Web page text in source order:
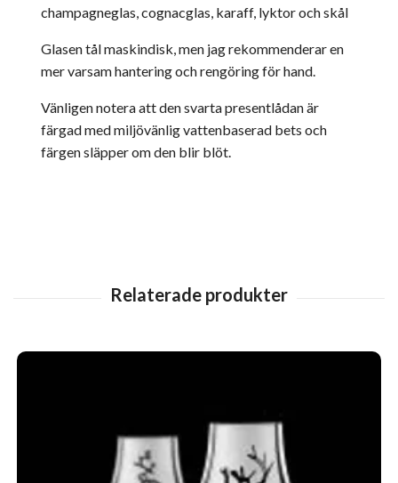
champagneglas, cognacglas, karaff, lyktor och skål
Glasen tål maskindisk, men jag rekommenderar en
mer varsam hantering och rengöring för hand.
Vänligen notera att den svarta presentlådan är
färgad med miljövänlig vattenbaserad bets och
färgen släpper om den blir blöt.